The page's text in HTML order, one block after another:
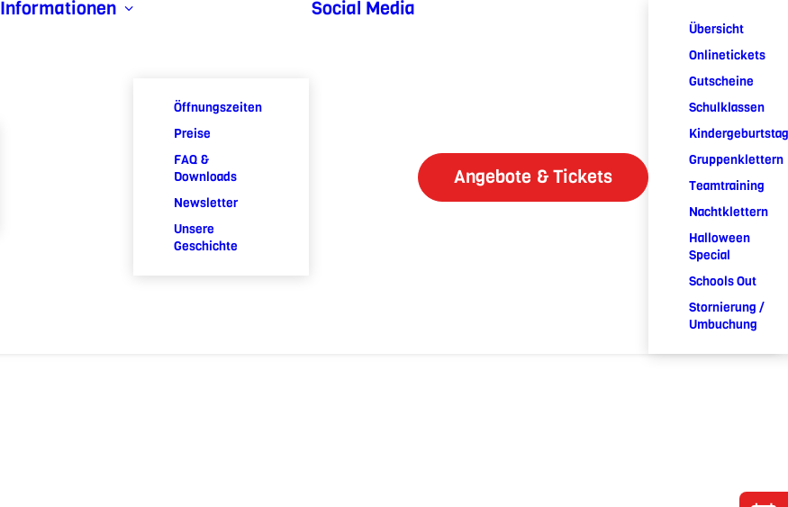
Informationen
Öffnungszeiten
Preise
FAQ &
Downloads
Newsletter
Unsere
Geschichte
Social Media
Angebote & Tickets
Übersicht
Onlinetickets
Gutscheine
Schulklassen
Kindergeburtstag
Gruppenklettern
Teamtraining
Nachtklettern
Halloween
Special
Schools Out
Stornierung /
Umbuchung